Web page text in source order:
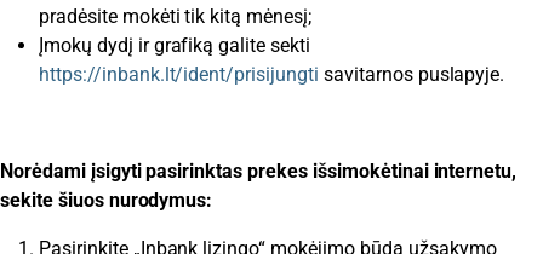
pradėsite mokėti tik kitą mėnesį;
Įmokų dydį ir grafiką galite sekti
https://inbank.lt/ident/prisijungti savitarnos puslapyje.
Norėdami įsigyti pasirinktas prekes išsimokėtinai internetu,
sekite šiuos nurodymus:
Pasirinkite „Inbank lizingo“ mokėjimo būdą užsakymo